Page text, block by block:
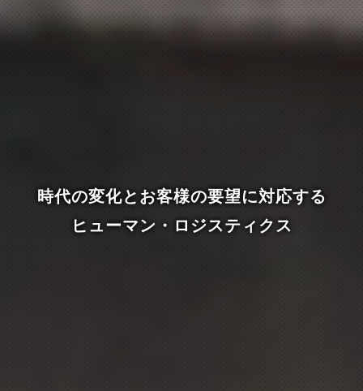
時代の変化とお客様の要望に対応する
ヒューマン・ロジスティクス